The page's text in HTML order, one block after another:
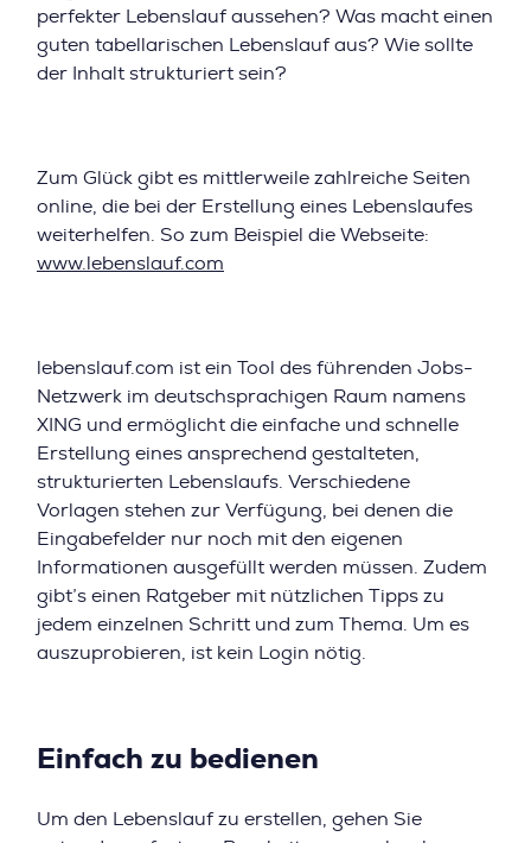
perfekter Lebenslauf aussehen? Was macht einen
guten tabellarischen Lebenslauf aus? Wie sollte
der Inhalt strukturiert sein?
Zum Glück gibt es mittlerweile zahlreiche Seiten
online, die bei der Erstellung eines Lebenslaufes
weiterhelfen. So zum Beispiel die Webseite:
www.lebenslauf.com
lebenslauf.com ist ein Tool des führenden Jobs-
Netzwerk im deutschsprachigen Raum namens
XING und ermöglicht die einfache und schnelle
Erstellung eines ansprechend gestalteten,
strukturierten Lebenslaufs. Verschiedene
Vorlagen stehen zur Verfügung, bei denen die
Eingabefelder nur noch mit den eigenen
Informationen ausgefüllt werden müssen. Zudem
gibt’s einen Ratgeber mit nützlichen Tipps zu
jedem einzelnen Schritt und zum Thema. Um es
auszuprobieren, ist kein Login nötig.
Einfach zu bedienen
Um den Lebenslauf zu erstellen, gehen Sie